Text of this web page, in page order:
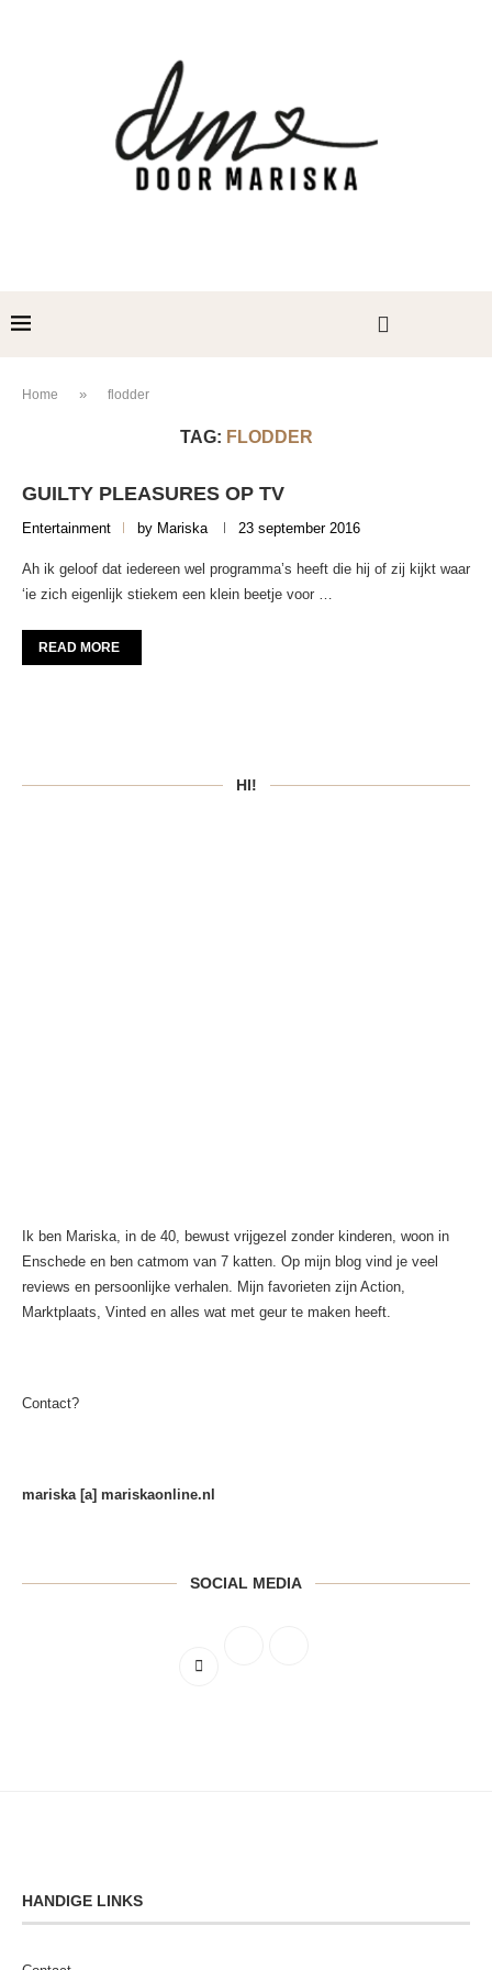
Home » flodder
TAG: FLODDER
GUILTY PLEASURES OP TV
Entertainment by Mariska 23 september 2016
Ah ik geloof dat iedereen wel programma’s heeft die hij of zij kijkt waar
‘ie zich eigenlijk stiekem een klein beetje voor …
READ MORE
HI!
Ik ben Mariska, in de 40, bewust vrijgezel zonder kinderen, woon in
Enschede en ben catmom van 7 katten. Op mijn blog vind je veel
reviews en persoonlijke verhalen. Mijn favorieten zijn Action,
Marktplaats, Vinted en alles wat met geur te maken heeft.
Contact?
mariska [a] mariskaonline.nl
SOCIAL MEDIA
HANDIGE LINKS